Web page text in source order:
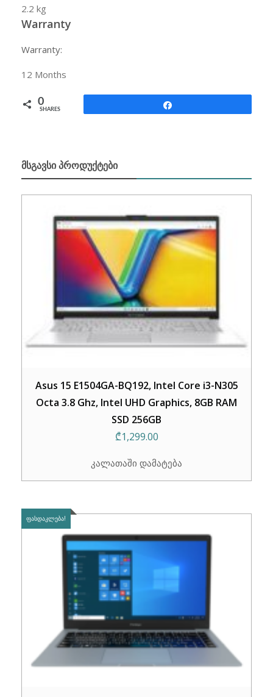
2.2 kg
Warranty
Warranty:
12 Months
0
SHARES
ᲛᲡᲒᲐᲕᲡᲘ ᲞᲠᲝᲓᲣᲥᲢᲔᲑᲘ
Asus 15 E1504GA-BQ192, Intel Core i3-N305
Octa 3.8 Ghz, Intel UHD Graphics, 8GB RAM
SSD 256GB
₾1,299.00
კალათაში დამატება
ᲤᲐᲡᲓᲐᲙᲚᲔᲑᲐ!